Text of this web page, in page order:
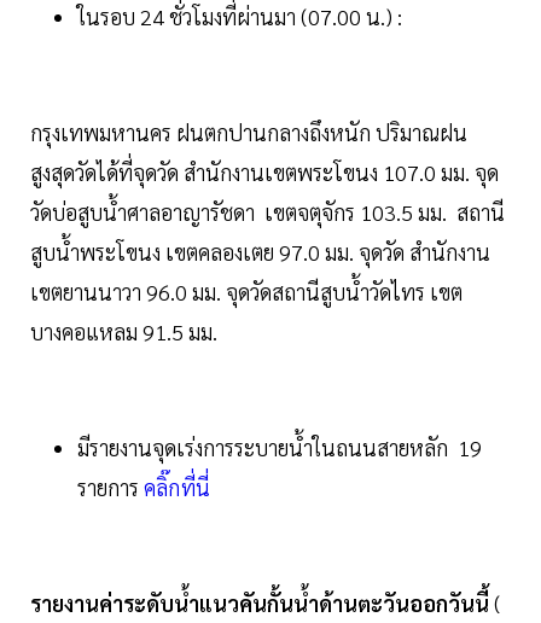
ในรอบ 24 ชั่วโมงที่ผ่านมา (07.00 น.) :
กรุงเทพมหานคร ฝนตกปานกลางถึงหนัก ปริมาณฝน
สูงสุดวัดได้ที่จุดวัด สำนักงานเขตพระโขนง 107.0 มม. จุด
วัดบ่อสูบน้ำศาลอาญารัชดา เขตจตุจักร 103.5 มม. สถานี
สูบน้ำพระโขนง เขตคลองเตย 97.0 มม. จุดวัด สำนักงาน
เขตยานนาวา 96.0 มม. จุดวัดสถานีสูบน้ำวัดไทร เขต
บางคอแหลม 91.5 มม.
มีรายงานจุดเร่งการระบายน้ำในถนนสายหลัก 19
รายการ คลิ๊กที่นี่
รายงานค่าระดับน้ำแนวคันกั้นน้ำด้านตะวันออกวันนี้ (